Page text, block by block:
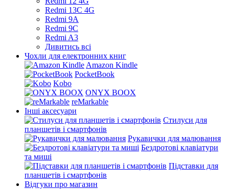
Redmi 13C 4G
Redmi 9A
Redmi 9C
Redmi A3
Дивитись всі
Чохли для електронних книг
Amazon Kindle
PocketBook
Kobo
ONYX BOOX
reMarkable
Інші аксесуари
Стилуси для
планшетів і смартфонів
Рукавички для малювання
Бездротові клавіатури
та миші
Підставки для
планшетів і смартфонів
Відгуки про магазин